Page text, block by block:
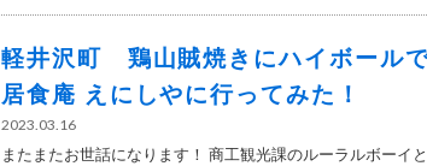
軽井沢町 鶏山賊焼きにハイボールで
居食庵 えにしやに行ってみた！
2023.03.16
またまたお世話になります！ 商工観光課のルーラルボーイ